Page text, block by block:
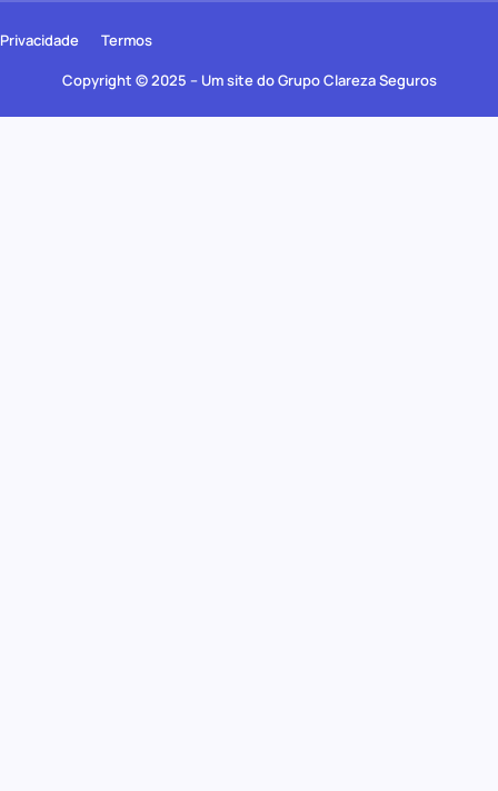
Copyright © 2025 – Um site do Grupo Clareza Seguros
Privacidade Termos